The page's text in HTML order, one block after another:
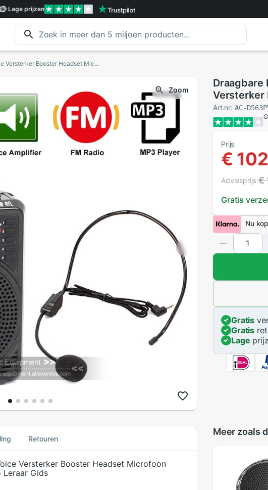
Lageprijzen
Draagbare Bluetooth Megafoon Voice Versterker Booster Headset Microfoon Luidspreker MP3 Speler Fm Radio Leraar Gids
Zoom
Draagbare
Versterker
Art.nr:AC-
Prijs
€
Gratis
Adviesprijs:€
Nu
Gratis
Gratis
Lage
Retouren
Versterker Booster Headset Microfoon
Leraar Gids
Meer zoals